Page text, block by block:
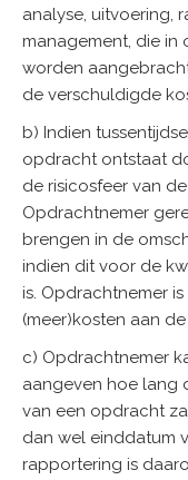
analyse, uitvoering,
management, die
worden
de verschuldigde
b) Indien
opdracht ontstaat
de risicosfeer van
Opdrachtnemer
brengen in de
indien dit voor de
is. Opdrachtnemer
(meer)kosten aan
c) Opdrachtnemer
aangeven hoe lang
van een opdracht
dan wel einddatum
rapportering is